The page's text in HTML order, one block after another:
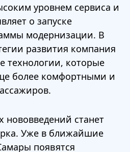
уровнем сервиса и
о запуске
модернизации. В
развития компания
технологии, которые
более комфортными и
станет
Уже в ближайшие
появятся